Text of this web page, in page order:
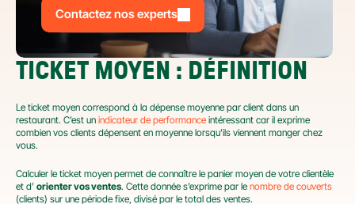
Contactez nos experts
TICKET MOYEN : DÉFINITION
Le ticket moyen correspond à la dépense moyenne par client dans un
restaurant. C’est un indicateur de performance intéressant car il exprime
combien vos clients dépensent en moyenne lorsqu’ils viennent manger chez
vous.
Calculer le ticket moyen permet de connaître le panier moyen de votre clientèle
et d’ orienter vos ventes. Cette donnée s’exprime par le nombre de couverts
(clients) sur une période fixe, divisé par le total des ventes.